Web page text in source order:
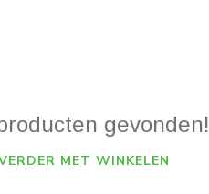
gevonden!
MET WINKELEN